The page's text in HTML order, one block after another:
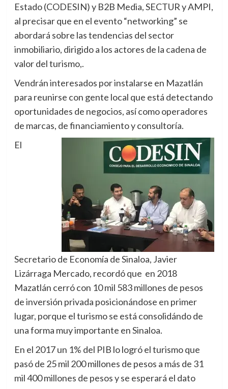
Estado (CODESIN) y B2B Media, SECTUR y AMPI,
al precisar que en el evento “networking” se
abordará sobre las tendencias del sector
inmobiliario, dirigido a los actores de la cadena de
valor del turismo,.
Vendrán interesados por instalarse en Mazatlán
para reunirse con gente local que está detectando
oportunidades de negocios, así como operadores
de marcas, de financiamiento y consultoría.
El
Secretario de Economía de Sinaloa, Javier
Lizárraga Mercado, recordó que en 2018
Mazatlán cerró con 10 mil 583 millones de pesos
de inversión privada posicionándose en primer
lugar, porque el turismo se está consolidándo de
una forma muy importante en Sinaloa.
En el 2017 un 1% del PIB lo logró el turismo que
pasó de 25 mil 200 millones de pesos a más de 31
mil 400 millones de pesos y se esperará el dato